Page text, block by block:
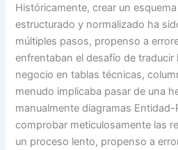
Históricamente, crear un
estructurado y normalizado ha
múltiples pasos, propenso a
enfrentaban el desafío de traducir
negocio en tablas técnicas,
menudo implicaba pasar de una
manualmente diagramas Entidad-
comprobar meticulosamente las
un proceso lento, propenso a